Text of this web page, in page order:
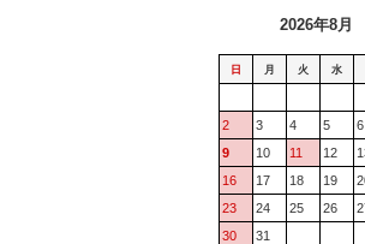
2026年8月
日 月 火 水
2
3 4 5 6
9
10 11 12
16
17 18 19
23
24 25 26
30
31